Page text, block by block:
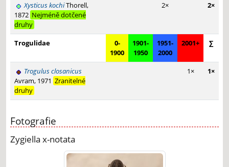
Xysticus kochiThorell,
1872 Nejméně dotčené
druhy
2× 2×
Trogulidae
0-
1900
1901-
1950
1951-
2000
2001+ ∑
Trogulus closanicus
Avram, 1971 Zranitelné
druhy
1× 1×
Fotografie
Zygiella x-notata